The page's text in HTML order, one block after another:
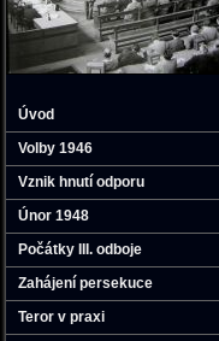
Úvod
Volby 1946
Vznik hnutí odporu
Únor 1948
Počátky III. odboje
Zahájení persekuce
Teror v praxi